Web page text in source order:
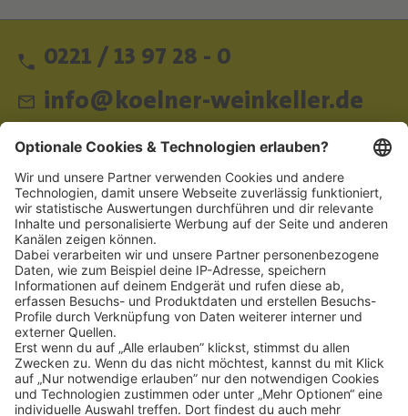
0221 / 13 97 28 - 0
info@koelner-weinkeller.de
Schnellzugriff
ZAHLUNGSMETHODEN
SOCIAL
NEWSLETTER
BESUCHEN SIE UNS